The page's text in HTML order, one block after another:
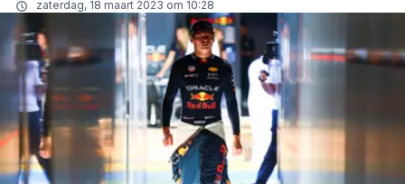
zaterdag, 18 maart 2023 om 10:28